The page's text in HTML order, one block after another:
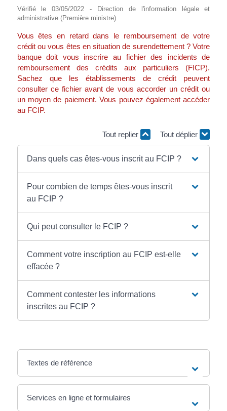
Vérifié le 03/05/2022 - Direction de l'information légale et
administrative (Première ministre)
Vous êtes en retard dans le remboursement de votre
crédit ou vous êtes en situation de surendettement ? Votre
banque doit vous inscrire au fichier des incidents de
remboursement des crédits aux particuliers (FICP).
Sachez que les établissements de crédit peuvent
consulter ce fichier avant de vous accorder un crédit ou
un moyen de paiement. Vous pouvez également accéder
au FCIP.
Tout replier Tout déplier
Dans quels cas êtes-vous inscrit au FCIP ?
Pour combien de temps êtes-vous inscrit
au FCIP ?
Qui peut consulter le FCIP ?
Comment votre inscription au FCIP est-elle
effacée ?
Comment contester les informations
inscrites au FCIP ?
Textes de référence
Services en ligne et formulaires